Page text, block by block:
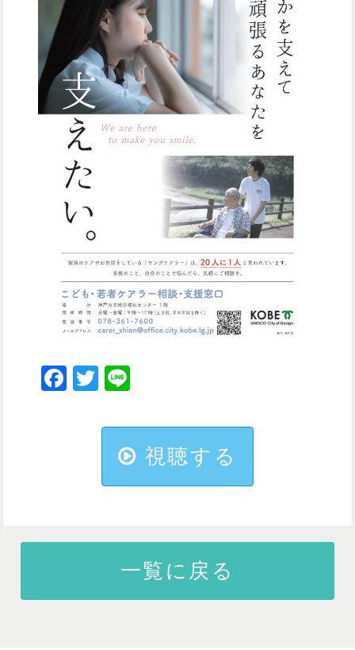
Facebook
Twitter
視聴する
一覧に戻る